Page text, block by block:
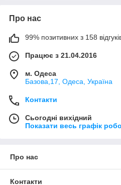
Про нас
99% позитивних з 158
Працює з 21.04.2016
м. Одеса
Базова,17, Одеса, Україна
Контакти
Сьогодні вихідний
Показати весь графік
Про нас
Контакти